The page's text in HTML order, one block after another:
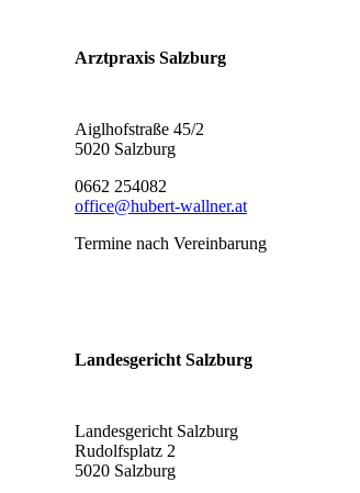
Arztpraxis Salzburg
Aiglhofstraße 45/2
5020 Salzburg
0662 254082
office@hubert-wallner.at
Termine nach Vereinbarung
Landesgericht Salzburg
Landesgericht Salzburg
Rudolfsplatz 2
5020 Salzburg